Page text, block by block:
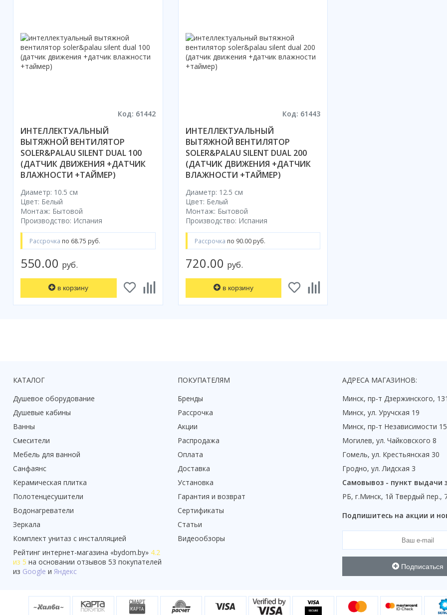
Код: 61442
ИНТЕЛЛЕКТУАЛЬНЫЙ
ВЫТЯЖНОЙ ВЕНТИЛЯТОР
SOLER&PALAU SILENT DUAL 100
(ДАТЧИК ДВИЖЕНИЯ +ДАТЧИК
ВЛАЖНОСТИ +ТАЙМЕР)
Диаметр: 10.5 см
Цвет: Белый
Монтаж: Бытовой
Производство: Испания
Рассрочка по 68.75 руб.
550.00 руб.
в корзину
Код: 61443
ИНТЕЛЛЕКТУАЛЬНЫЙ
ВЫТЯЖНОЙ ВЕНТИЛЯТОР
SOLER&PALAU SILENT DUAL 200
(ДАТЧИК ДВИЖЕНИЯ +ДАТЧИК
ВЛАЖНОСТИ +ТАЙМЕР)
Диаметр: 12.5 см
Цвет: Белый
Монтаж: Бытовой
Производство: Испания
Рассрочка по 90.00 руб.
720.00 руб.
в корзину
КАТАЛОГ
Душевое оборудование
Душевые кабины
Ванны
Смесители
Мебель для ванной
Санфаянс
Керамическая плитка
Полотенцесушители
Водонагреватели
Зеркала
Комплект унитаз с инсталляцией
Рейтинг интернет-магазина «bydom.by» 4.2
из 5 на основании отзывов 53 покупателей
из Google и Яндекс
ПОКУПАТЕЛЯМ
Бренды
Рассрочка
Акции
Распродажа
Оплата
Доставка
Установка
Гарантия и возврат
Сертификаты
Статьи
Видеообзоры
АДРЕСА МАГАЗИНОВ:
Минск, пр-т Дзержинского,
Минск, ул. Уручская 19
Минск, пр-т Независимости
Могилев, ул. Чайковского 8
Гомель, ул. Крестьянская 30
Гродно, ул. Лидская 3
Самовывоз - пункт выдачи
РБ, г.Минск, 1й Твердый пер.,
Подпишитесь на акции и
Подписаться